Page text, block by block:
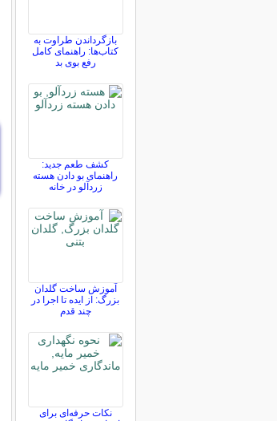
بازگرداندن طراوت به
کتاب‌ها: راهنمای کامل
رفع بوی بد
کشف طعم جدید:
راهنمای بو دادن هسته
زردآلو در خانه
آموزش ساخت گلدان
بزرگ: از ایده تا اجرا در
چند قدم
نکات حرفه‌ای برای